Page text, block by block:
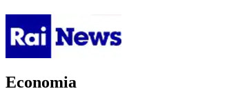
Economia